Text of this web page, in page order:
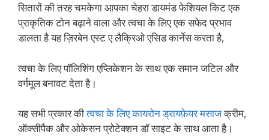
सितारों की तरह चमकेगा आपका चेहरा डायमंड फेशियल किट एक
प्राकृतिक टोन बढ़ाने वाला और त्वचा के लिए एक सफेद प्रभाव
डालता है यह ज़िरबेन एस्ट ए लैक्रिओ एसिड कार्नेस करता है,
त्वचा के लिए पॉलिशिंग एप्लिकेशन के साथ एक समान जटिल और
वर्गमूल बनावट देता है।
यह सभी प्रकार कीत्वचा के लिए कायरोन ड्रायफ़ेयर मसाजक्रीम,
ऑक्सीपैक और ओकेसन प्रोटेक्शन डॉ साइट के साथ आता है।